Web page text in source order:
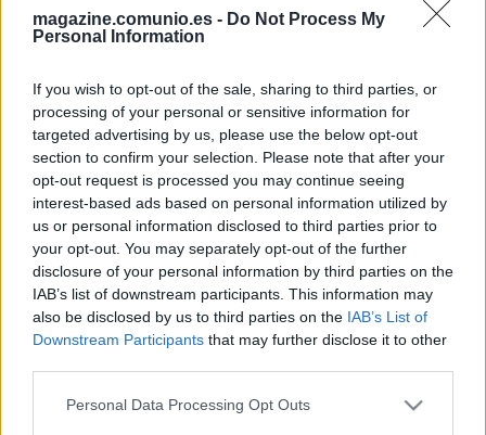
magazine.comunio.es - Do Not Process My
Personal Information
If you wish to opt-out of the sale, sharing to third parties, or
processing of your personal or sensitive information for
targeted advertising by us, please use the below opt-out
section to confirm your selection. Please note that after your
opt-out request is processed you may continue seeing
interest-based ads based on personal information utilized by
us or personal information disclosed to third parties prior to
your opt-out. You may separately opt-out of the further
disclosure of your personal information by third parties on the
IAB’s list of downstream participants. This information may
also be disclosed by us to third parties on the IAB’s List of
Downstream Participants that may further disclose it to other
Please note that this website/app uses one or more Google
Personal Data Processing Opt Outs
Image 1 De 11